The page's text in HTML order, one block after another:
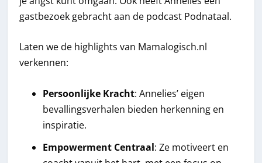
gastbezoek gebracht aan de podcast Podnataal.
Laten we de highlights van Mamalogisch.nl
verkennen:
Persoonlijke Kracht: Annelies’ eigen
bevallingsverhalen bieden herkenning en
inspiratie.
Empowerment Centraal: Ze motiveert en